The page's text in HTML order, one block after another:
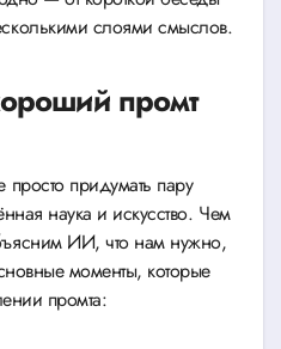
слоями смыслов.
промт
придумать пару
наука и искусство. Чем
ИИ, что нам нужно,
моменты, которые
промта: